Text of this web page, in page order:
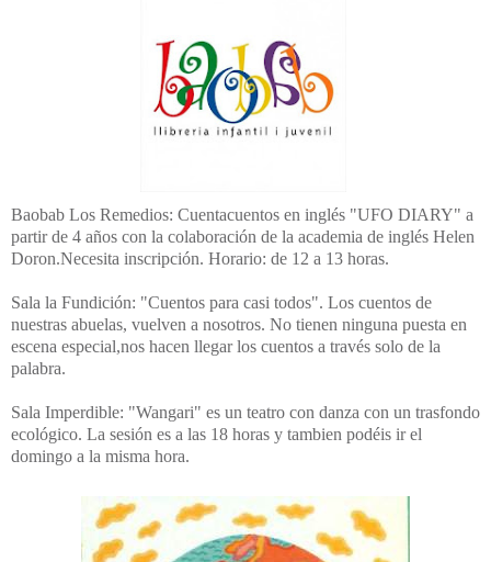
Baobab Los Remedios: Cuentacuentos en inglés "UFO DIARY" a
partir de 4 años con la colaboración de la academia de inglés Helen
Doron.Necesita inscripción. Horario: de 12 a 13 horas.
Sala la Fundición: "Cuentos para casi todos". Los cuentos de
nuestras abuelas, vuelven a nosotros. No tienen ninguna puesta en
escena especial,nos hacen llegar los cuentos a través solo de la
palabra.
Sala Imperdible: "Wangari" es un teatro con danza con un trasfondo
ecológico. La sesión es a las 18 horas y tambien podéis ir el
domingo a la misma hora.